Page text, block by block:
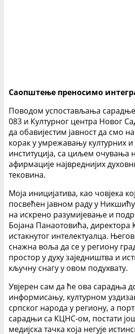
Саопштење преносимо
Поводом успостављања
083 и Културног центра Новог
да обавијестим јавност да смо
корак у умрежавању културних и
институција, са циљем очувања
афирмације највреднијих
тековина.
Моја иницијатива, као човјека
посвећен јавном раду у
на искрено разумијевање и
Бојана Панаотовића, директора
истакнутог интелектуалца.
снажна воља да се у региону
простор у духу заједништва и
кључну снагу у овом подухвату.
Увјерен сам да ће ова сарадња
информисању, културном
српског народа у региону, а
сарадњи са КЦНС-ом, постати
медијска тачка која негује